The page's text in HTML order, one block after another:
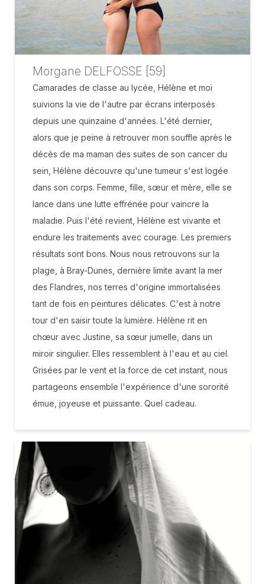
Morgane DELFOSSE [59]
Camarades de classe au lycée, Hélène et moi
suivions la vie de l'autre par écrans interposés
depuis une quinzaine d'années. L'été dernier,
alors que je peine à retrouver mon souffle après le
décès de ma maman des suites de son cancer du
sein, Hélène découvre qu'une tumeur s'est logée
dans son corps. Femme, fille, sœur et mère, elle se
lance dans une lutte effrénée pour vaincre la
maladie. Puis l'été revient, Hélène est vivante et
endure les traitements avec courage. Les premiers
résultats sont bons. Nous nous retrouvons sur la
plage, à Bray-Dunes, dernière limite avant la mer
des Flandres, nos terres d'origine immortalisées
tant de fois en peintures délicates. C'est à notre
tour d'en saisir toute la lumière. Hélène rit en
chœur avec Justine, sa sœur jumelle, dans un
miroir singulier. Elles ressemblent à l'eau et au ciel.
Grisées par le vent et la force de cet instant, nous
partageons ensemble l'expérience d'une sororité
émue, joyeuse et puissante. Quel cadeau.